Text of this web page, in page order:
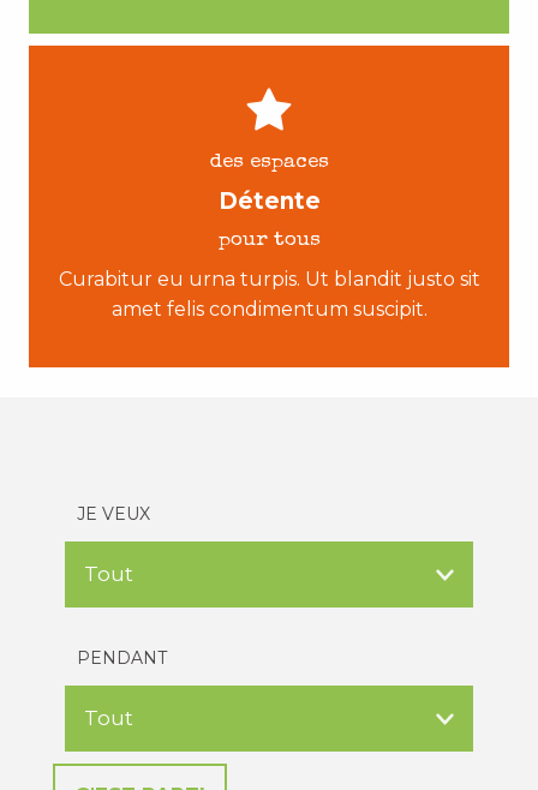
des espaces
Détente
pour tous
Curabitur eu urna turpis. Ut blandit justo sit
amet felis condimentum suscipit.
JE VEUX
PENDANT